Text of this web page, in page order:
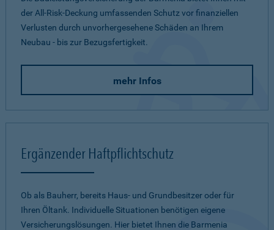
der All-Risk-Deckung umfassenden Schutz vor finanziellen
Verlusten durch unvorhergesehene Schäden an Ihrem
Neubau - bis zur Bezugsfertigkeit.
mehr Infos
Ergänzender Haftpflichtschutz
Ob als Bauherr, bereits Haus- und Grundbesitzer oder für
Ihren Öltank. Individuelle Situationen benötigen eigene
Versicherungslösungen. Hier bietet Ihnen die Barmenia